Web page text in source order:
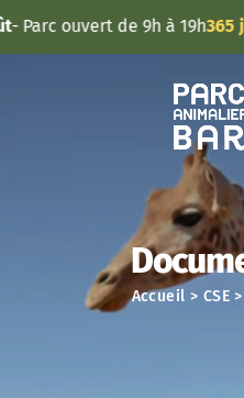
Panneau de gestion des cookies
ouvert de 9h à 19h 365
Accueil > CSE>